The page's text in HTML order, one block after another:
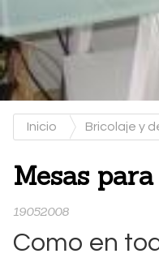
Inicio Bricolaje y
Mesas
19052008
Como en